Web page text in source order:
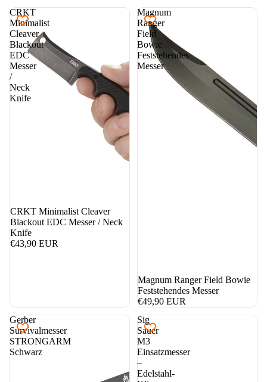
CRKT
Minimalist
Cleaver
Blackout
EDC
Messer
/
Neck
Knife
CRKT Minimalist Cleaver
Blackout EDC Messer / Neck
Knife
€43,90 EUR
Magnum
Ranger
Field
Bowie
Feststehendes
Messer
Magnum Ranger Field Bowie
Feststehendes Messer
€49,90 EUR
Gerber
Survivalmesser
STRONGARM
Schwarz
Sig
Sauer
M3
Einsatzmesser
–
Edelstahl-